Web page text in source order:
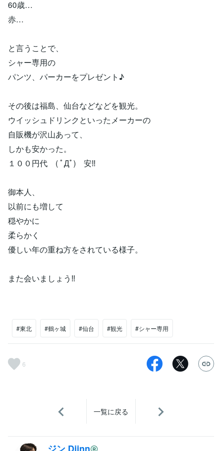
60歳…
赤…
と言うことで、
シャー専用の
パンツ、パーカーをプレゼント♪
その後は福島、仙台などなどを観光。
ウイッシュドリンクといったメーカーの
自販機が沢山あって、
しかも安かった。
１００円代 ( ﾟДﾟ) 安‼
御本人、
以前にも増して
穏やかに
柔らかく
優しい年の重ね方をされている様子。
また会いましょう‼
#東北 #鶴ヶ城 #仙台 #観光 #シャー専用
6
一覧に戻る